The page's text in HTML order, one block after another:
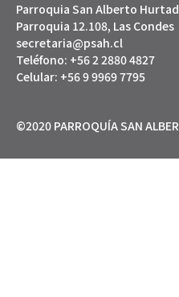
Parroquia San
Parroquia 12.108, Las Condes
secretaria@psah.cl
Teléfono: +56 2 2880 4827
Celular: +56 9 9969 7795
©2020 PARROQUÍA SAN